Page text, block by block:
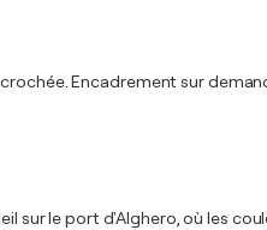
Encadrement sur
sur le port d'Alghero, où les